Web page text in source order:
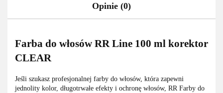
Opinie (0)
Farba do włosów RR Line 100 ml korektor
CLEAR
Jeśli szukasz profesjonalnej farby do włosów, która zapewni
jednolity kolor, długotrwałe efekty i ochronę włosów, RR Farby do